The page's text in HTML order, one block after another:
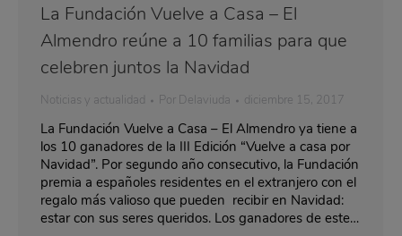
La Fundación Vuelve a Casa – El
Almendro reúne a 10 familias para que
celebren juntos la Navidad
Noticias y actualidad Por Delaviuda diciembre 15, 2017
La Fundación Vuelve a Casa – El Almendro ya tiene a
los 10 ganadores de la III Edición “Vuelve a casa por
Navidad”. Por segundo año consecutivo, la Fundación
premia a españoles residentes en el extranjero con el
regalo más valioso que pueden recibir en Navidad:
estar con sus seres queridos. Los ganadores de este…